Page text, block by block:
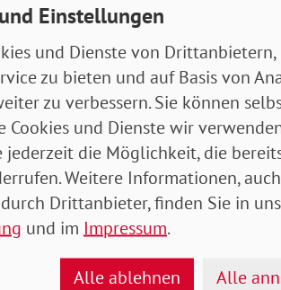
der für diese [Menschen mit
auffindbar und nutzbar
üblichen Weise“ zugänglich,
gewährleistet, dass nicht
Lösungen auch für Menschen
„unter Nutzung notwendiger
die Sicherstellung von
verschieben. Verfügt
notwendige Hilfsmittel (z. B., weil
Einstellungen
und Dienste von
zu bieten und auf Basis von
zu verbessern. Sie können
Cookies und Dienste wir
jederzeit die Möglichkeit, die
Weitere Informationen,
Drittanbieter, finden Sie in
und im Impressum.
Alle ablehnen Alle